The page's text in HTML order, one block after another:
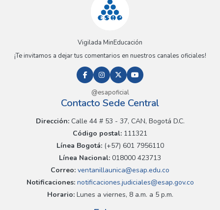
Vigilada MinEducación
¡Te invitamos a dejar tus comentarios en nuestros canales oficiales!
@esapoficial
Contacto Sede Central
Dirección:Calle 44 # 53 - 37, CAN, Bogotá D.C.
Código postal: 111321
Línea Bogotá:(+57) 601 7956110
Línea Nacional: 018000 423713
Correo: ventanillaunica@esap.edu.co
Notificaciones:notificaciones.judiciales@esap.gov.co
Horario:Lunes a viernes, 8 a.m. a 5 p.m.